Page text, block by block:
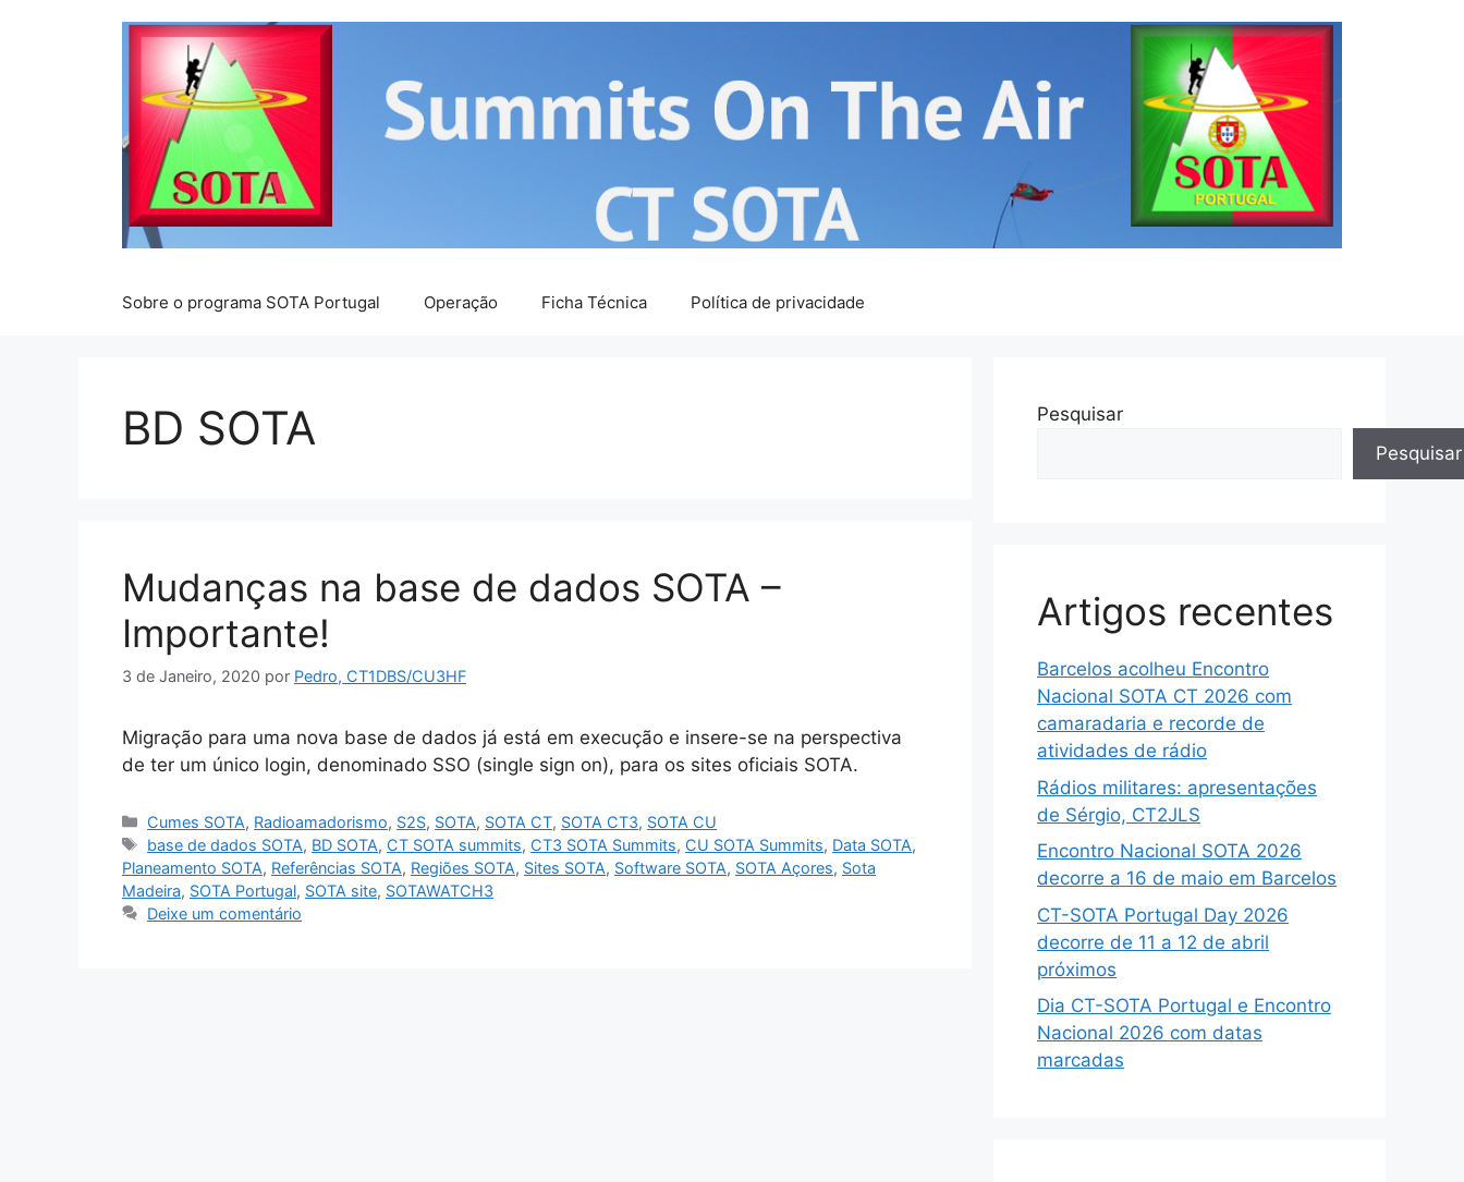
Sobre o programa SOTA Portugal Operação Ficha Técnica Política de privacidade
BD SOTA
Mudanças na base de dados SOTA –
Importante!
3 de Janeiro, 2020 por Pedro, CT1DBS/CU3HF
Migração para uma nova base de dados já está em execução e insere-se na perspectiva
de ter um único login, denominado SSO (single sign on), para os sites oficiais SOTA.
Categorias
Cumes SOTA, Radioamadorismo, S2S, SOTA, SOTA CT, SOTA CT3, SOTA CU
Etiquetas
base de dados SOTA, BD SOTA, CT SOTA summits, CT3 SOTA Summits, CU SOTA Summits, Data SOTA,
Planeamento SOTA, Referências SOTA, Regiões SOTA, Sites SOTA, Software SOTA, SOTA Açores, Sota
Madeira, SOTA Portugal, SOTA site, SOTAWATCH3
Deixe um comentário
Pesquisar
Pesquisar
Artigos recentes
Barcelos acolheu Encontro
Nacional SOTA CT 2026 com
camaradaria e recorde de
atividades de rádio
Rádios militares: apresentações
de Sérgio, CT2JLS
Encontro Nacional SOTA 2026
decorre a 16 de maio em Barcelos
CT-SOTA Portugal Day 2026
decorre de 11 a 12 de abril
próximos
Dia CT-SOTA Portugal e Encontro
Nacional 2026 com datas
marcadas